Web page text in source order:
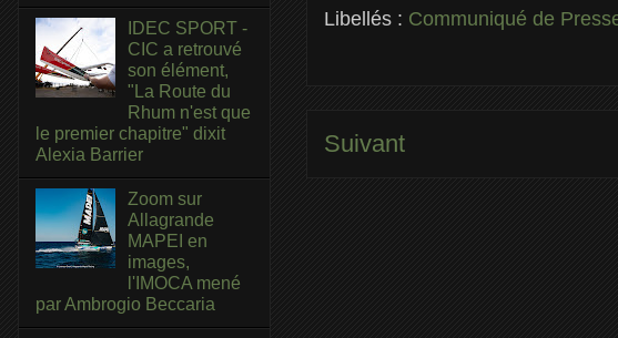
Libellés : Communiqué de
Suivant
IDEC SPORT -
CIC a retrouvé
son élément,
"La Route du
Rhum n'est que
le premier chapitre" dixit
Alexia Barrier
Zoom sur
Allagrande
MAPEI en
images,
l'IMOCA mené
par Ambrogio Beccaria